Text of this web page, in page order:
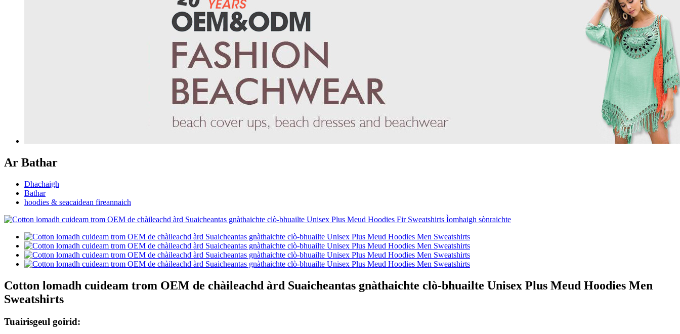
Ar Bathar
Dhachaigh
Bathar
hoodies & seacaidean fireannaich
Cotton lomadh cuideam trom OEM de chàileachd àrd Suaicheantas gnàthaichte clò-bhuailte Unisex Plus Meud Hoodies Men
Sweatshirts
Tuairisgeul goirid: